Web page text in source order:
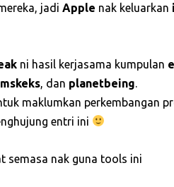
jadi Apple nak keluarkan
ni hasil kerjasama kumpulan
, dan planetbeing
maklumkan perkembangan
entri ini
semasa nak guna tools ini